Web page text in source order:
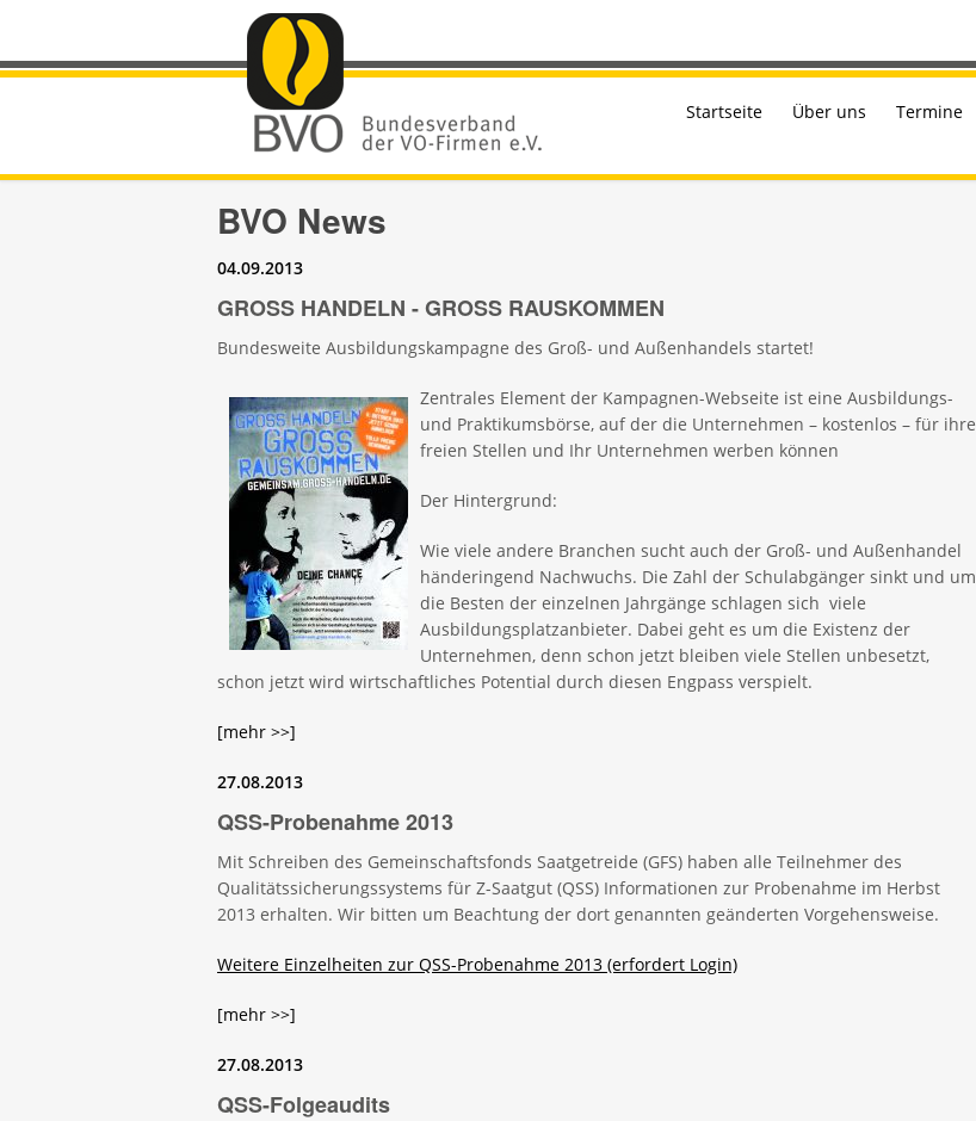
Startseite Über uns Termine
BVO News
04.09.2013
GROSS HANDELN - GROSS RAUSKOMMEN
Bundesweite Ausbildungskampagne des Groß- und Außenhandels startet!
Zentrales Element der Kampagnen-Webseite ist eine Ausbildungs-
und Praktikumsbörse, auf der die Unternehmen – kostenlos – für ihre
freien Stellen und Ihr Unternehmen werben können
Der Hintergrund:
Wie viele andere Branchen sucht auch der Groß- und Außenhandel
händeringend Nachwuchs. Die Zahl der Schulabgänger sinkt und um
die Besten der einzelnen Jahrgänge schlagen sich viele
Ausbildungsplatzanbieter. Dabei geht es um die Existenz der
Unternehmen, denn schon jetzt bleiben viele Stellen unbesetzt,
schon jetzt wird wirtschaftliches Potential durch diesen Engpass verspielt.
[mehr >>]
27.08.2013
QSS-Probenahme 2013
Mit Schreiben des Gemeinschaftsfonds Saatgetreide (GFS) haben alle Teilnehmer des
Qualitätssicherungssystems für Z-Saatgut (QSS) Informationen zur Probenahme im Herbst
2013 erhalten. Wir bitten um Beachtung der dort genannten geänderten Vorgehensweise.
Weitere Einzelheiten zur QSS-Probenahme 2013 (erfordert Login)
[mehr >>]
27.08.2013
QSS-Folgeaudits